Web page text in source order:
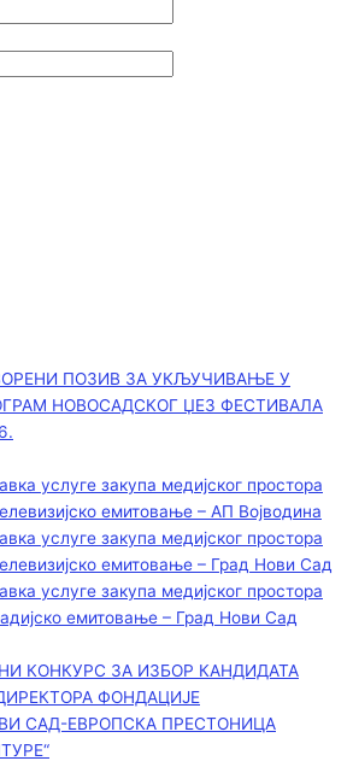
ПОЗИВ ЗА УКЉУЧИВАЊЕ У
НОВОСАДСКОГ ЏЕЗ ФЕСТИВАЛА
услуге закупа медијског простора
емитовање – АП Војводинa
услуге закупа медијског простора
емитовање – Град Нови Сад
услуге закупа медијског простора
емитовање – Град Нови Сад
КОНКУРС ЗА ИЗБОР КАНДИДАТА
ФОНДАЦИЈЕ
САД-ЕВРОПСКА ПРЕСТОНИЦА